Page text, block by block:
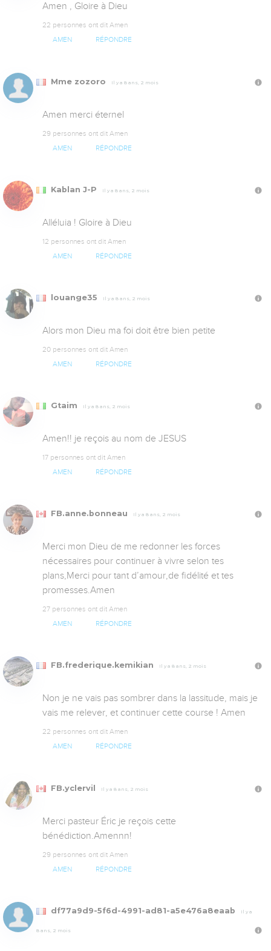
Amen , Gloire à Dieu
22 personnes ont dit Amen
AMEN RÉPONDRE
Mme zozoro Il y a 8 ans, 2 mois
Amen merci éternel
29 personnes ont dit Amen
AMEN RÉPONDRE
Kablan J-P Il y a 8 ans, 2 mois
Alléluia ! Gloire à Dieu
12 personnes ont dit Amen
AMEN RÉPONDRE
louange35 Il y a 8 ans, 2 mois
Alors mon Dieu ma foi doit être bien petite
20 personnes ont dit Amen
AMEN RÉPONDRE
Gtaim Il y a 8 ans, 2 mois
Amen!! je reçois au nom de JESUS
17 personnes ont dit Amen
AMEN RÉPONDRE
FB.anne.bonneau Il y a 8 ans, 2 mois
Merci mon Dieu de me redonner les forces
nécessaires pour continuer à vivre selon tes
plans,Merci pour tant d’amour,de fidélité et tes
promesses.Amen
27 personnes ont dit Amen
AMEN RÉPONDRE
FB.frederique.kemikian Il y a 8 ans, 2 mois
Non je ne vais pas sombrer dans la lassitude, mais je
vais me relever, et continuer cette course ! Amen
22 personnes ont dit Amen
AMEN RÉPONDRE
FB.yclervil Il y a 8 ans, 2 mois
Merci pasteur Éric je reçois cette
bénédiction.Amennn!
29 personnes ont dit Amen
AMEN RÉPONDRE
df77a9d9-5f6d-4991-ad81-a5e476a8eaab Il y a
8 ans, 2 mois